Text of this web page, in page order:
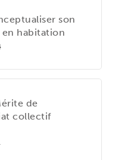
son
habitation
de
collectif